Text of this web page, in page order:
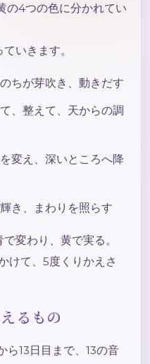
の4つの色に分かれてい
いきます。
ちが芽吹き、動きだす
、整えて、天からの調
変え、深いところへ降
き、まわりを照らす
変わり、黄で実る。
けて、5度くりかえさ
るもの
ら13日目まで、13の音